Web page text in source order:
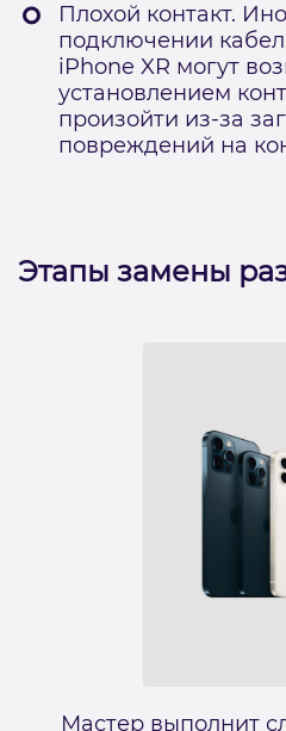
Плохой контакт.
подключении
iPhone XR могут
установлением
произойти из-за
повреждений на
Этапы замены
Мастер выполнит